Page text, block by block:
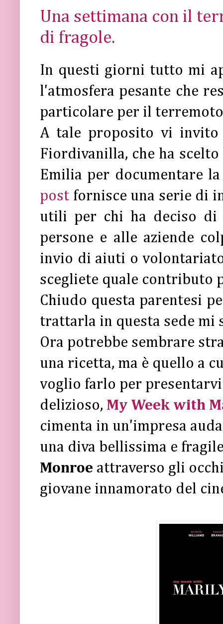
Una settimana con il
di fragole.
In questi giorni tutto mi
l'atmosfera pesante che
particolare per il
A tale proposito vi
Fiordivanilla, che ha
Emilia per documentare
post fornisce una serie di
utili per chi ha deciso di
persone e alle aziende
invio di aiuti o
scegliete quale contributo
Chiudo questa parentesi
trattarla in questa sede mi
Ora potrebbe sembrare
una ricetta, ma è quello a
voglio farlo per
delizioso, My Week with
cimenta in un'impresa
una diva bellissima e
Monroe attraverso gli
giovane innamorato del